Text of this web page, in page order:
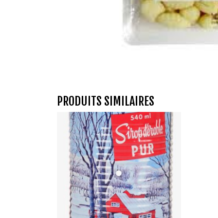
PRODUITS SIMILAIRES